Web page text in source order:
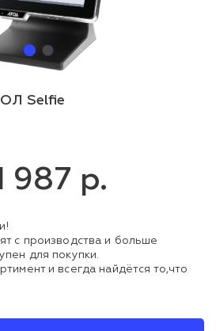
Selfie
987 р.
с производства и больше
для покупки.
и всегда найдётся то,что